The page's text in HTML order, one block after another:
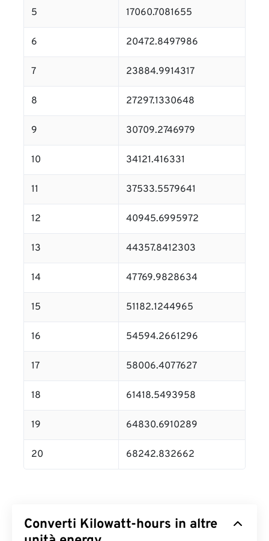
5 17060.7081655
6 20472.8497986
7 23884.9914317
8 27297.1330648
9 30709.2746979
10 34121.416331
11 37533.5579641
12 40945.6995972
13 44357.8412303
14 47769.9828634
15 51182.1244965
16 54594.2661296
17 58006.4077627
18 61418.5493958
19 64830.6910289
20 68242.832662
Converti Kilowatt-hours in altre